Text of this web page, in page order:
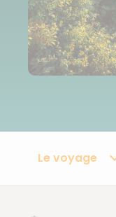
Le voyage